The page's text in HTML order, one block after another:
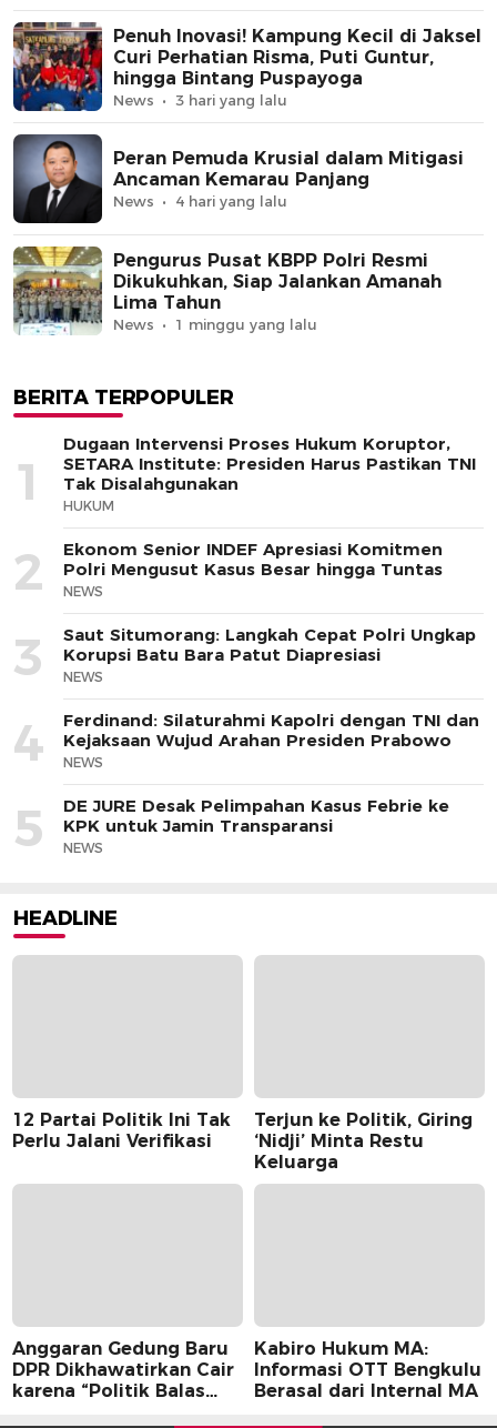
Penuh Inovasi! Kampung Kecil di Jaksel
Curi Perhatian Risma, Puti Guntur,
hingga Bintang Puspayoga
News 3 hari yang lalu
Peran Pemuda Krusial dalam Mitigasi
Ancaman Kemarau Panjang
News 4 hari yang lalu
Pengurus Pusat KBPP Polri Resmi
Dikukuhkan, Siap Jalankan Amanah
Lima Tahun
News 1 minggu yang lalu
BERITA TERPOPULER
1
Dugaan Intervensi Proses Hukum Koruptor,
SETARA Institute: Presiden Harus Pastikan TNI
Tak Disalahgunakan
HUKUM
2
Ekonom Senior INDEF Apresiasi Komitmen
Polri Mengusut Kasus Besar hingga Tuntas
NEWS
3
Saut Situmorang: Langkah Cepat Polri Ungkap
Korupsi Batu Bara Patut Diapresiasi
NEWS
4
Ferdinand: Silaturahmi Kapolri dengan TNI dan
Kejaksaan Wujud Arahan Presiden Prabowo
NEWS
5
DE JURE Desak Pelimpahan Kasus Febrie ke
KPK untuk Jamin Transparansi
NEWS
HEADLINE
12 Partai Politik Ini Tak
Perlu Jalani Verifikasi
Terjun ke Politik, Giring
‘Nidji’ Minta Restu
Keluarga
Anggaran Gedung Baru
DPR Dikhawatirkan Cair
karena “Politik Balas
Kabiro Hukum MA:
Informasi OTT Bengkulu
Berasal dari Internal MA